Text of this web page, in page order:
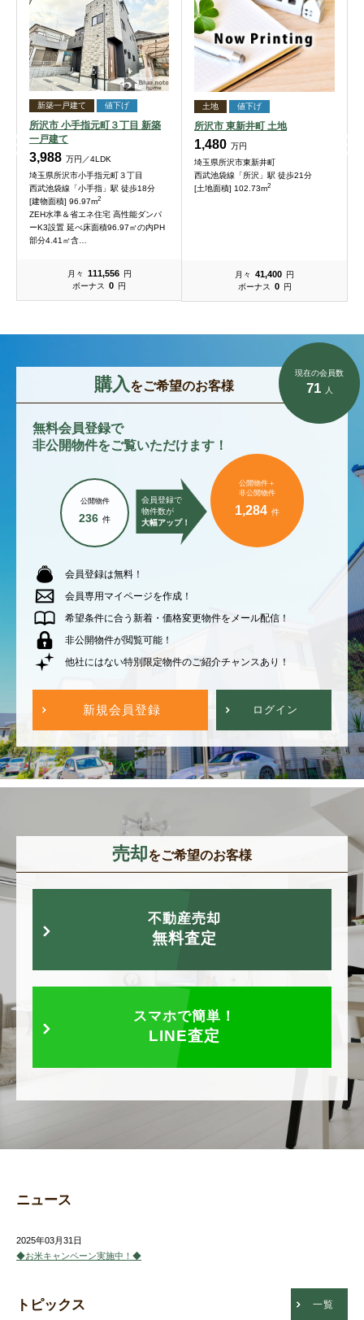
新築一戸建て 値下げ
所沢市 小手指元町３丁目 新築
一戸建て
3,988 万円／4LDK
埼玉県所沢市小手指元町３丁目
西武池袋線「小手指」駅 徒歩18分
[建物面積] 96.97m2
ZEH水準＆省エネ住宅 高性能ダンパ
ーK3設置 延べ床面積96.97㎡の内PH
部分4.41㎡含…
月々 111,556 円
ボーナス
0 円
土地 値下げ
所沢市 東新井町 土地
1,480 万円
埼玉県所沢市東新井町
西武池袋線「所沢」駅 徒歩21分
[土地面積] 102.73m2
月々 41,400 円
ボーナス
0 円
購入 をご希望のお客様
無料会員登録で
非公開物件をご覧いただけます！
会員登録で
物件数が
大幅アップ！
公開物件
236 件
公開物件＋
非公開物件
1,284 件
現在の会員数
71 人
会員登録は無料！
会員専用マイページを作成！
希望条件に合う新着・価格変更物件をメール配信！
非公開物件が閲覧可能！
他社にはない特別限定物件のご紹介チャンスあり！
新規会員登録 ログイン
売却をご希望のお客様
不動産売却
無料査定
スマホで簡単！
LINE査定
ニュース
2025年03月31日
◆お米キャンペーン実施中！◆
トピックス 一覧